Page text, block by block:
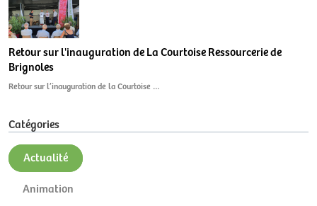
Retour sur l'inauguration de La Courtoise Ressourcerie de
Brignoles
Retour sur l’inauguration de la Courtoise …
Catégories
Actualité
Animation